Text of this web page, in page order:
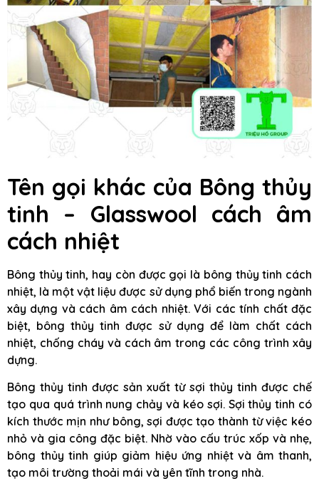
Tên gọi khác của Bông thủy
tinh – Glasswool cách âm
cách nhiệt
Bông thủy tinh, hay còn được gọi là bông thủy tinh cách
nhiệt, là một vật liệu được sử dụng phổ biến trong ngành
xây dựng và cách âm cách nhiệt. Với các tính chất đặc
biệt, bông thủy tinh được sử dụng để làm chất cách
nhiệt, chống cháy và cách âm trong các công trình xây
dựng.
Bông thủy tinh được sản xuất từ sợi thủy tinh được chế
tạo qua quá trình nung chảy và kéo sợi. Sợi thủy tinh có
kích thước mịn như bông, sợi được tạo thành từ việc kéo
nhỏ và gia công đặc biệt. Nhờ vào cấu trúc xốp và nhẹ,
bông thủy tinh giúp giảm hiệu ứng nhiệt và âm thanh,
tạo môi trường thoải mái và yên tĩnh trong nhà.